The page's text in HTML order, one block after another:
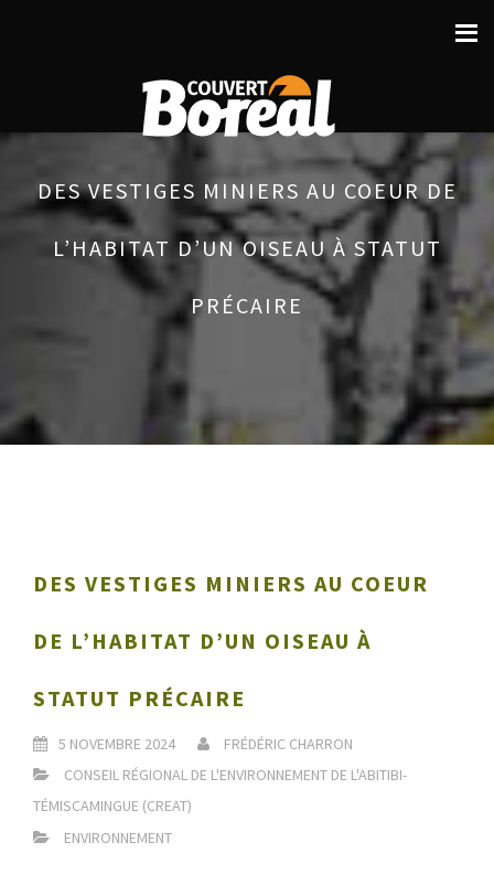
DES VESTIGES MINIERS AU COEUR DE
L’HABITAT D’UN OISEAU À STATUT
PRÉCAIRE
DES VESTIGES MINIERS AU COEUR
DE L’HABITAT D’UN OISEAU À
STATUT PRÉCAIRE
5 NOVEMBRE 2024
FRÉDÉRIC CHARRON
CONSEIL RÉGIONAL DE L'ENVIRONNEMENT DE L'ABITIBI-
TÉMISCAMINGUE (CREAT)
ENVIRONNEMENT